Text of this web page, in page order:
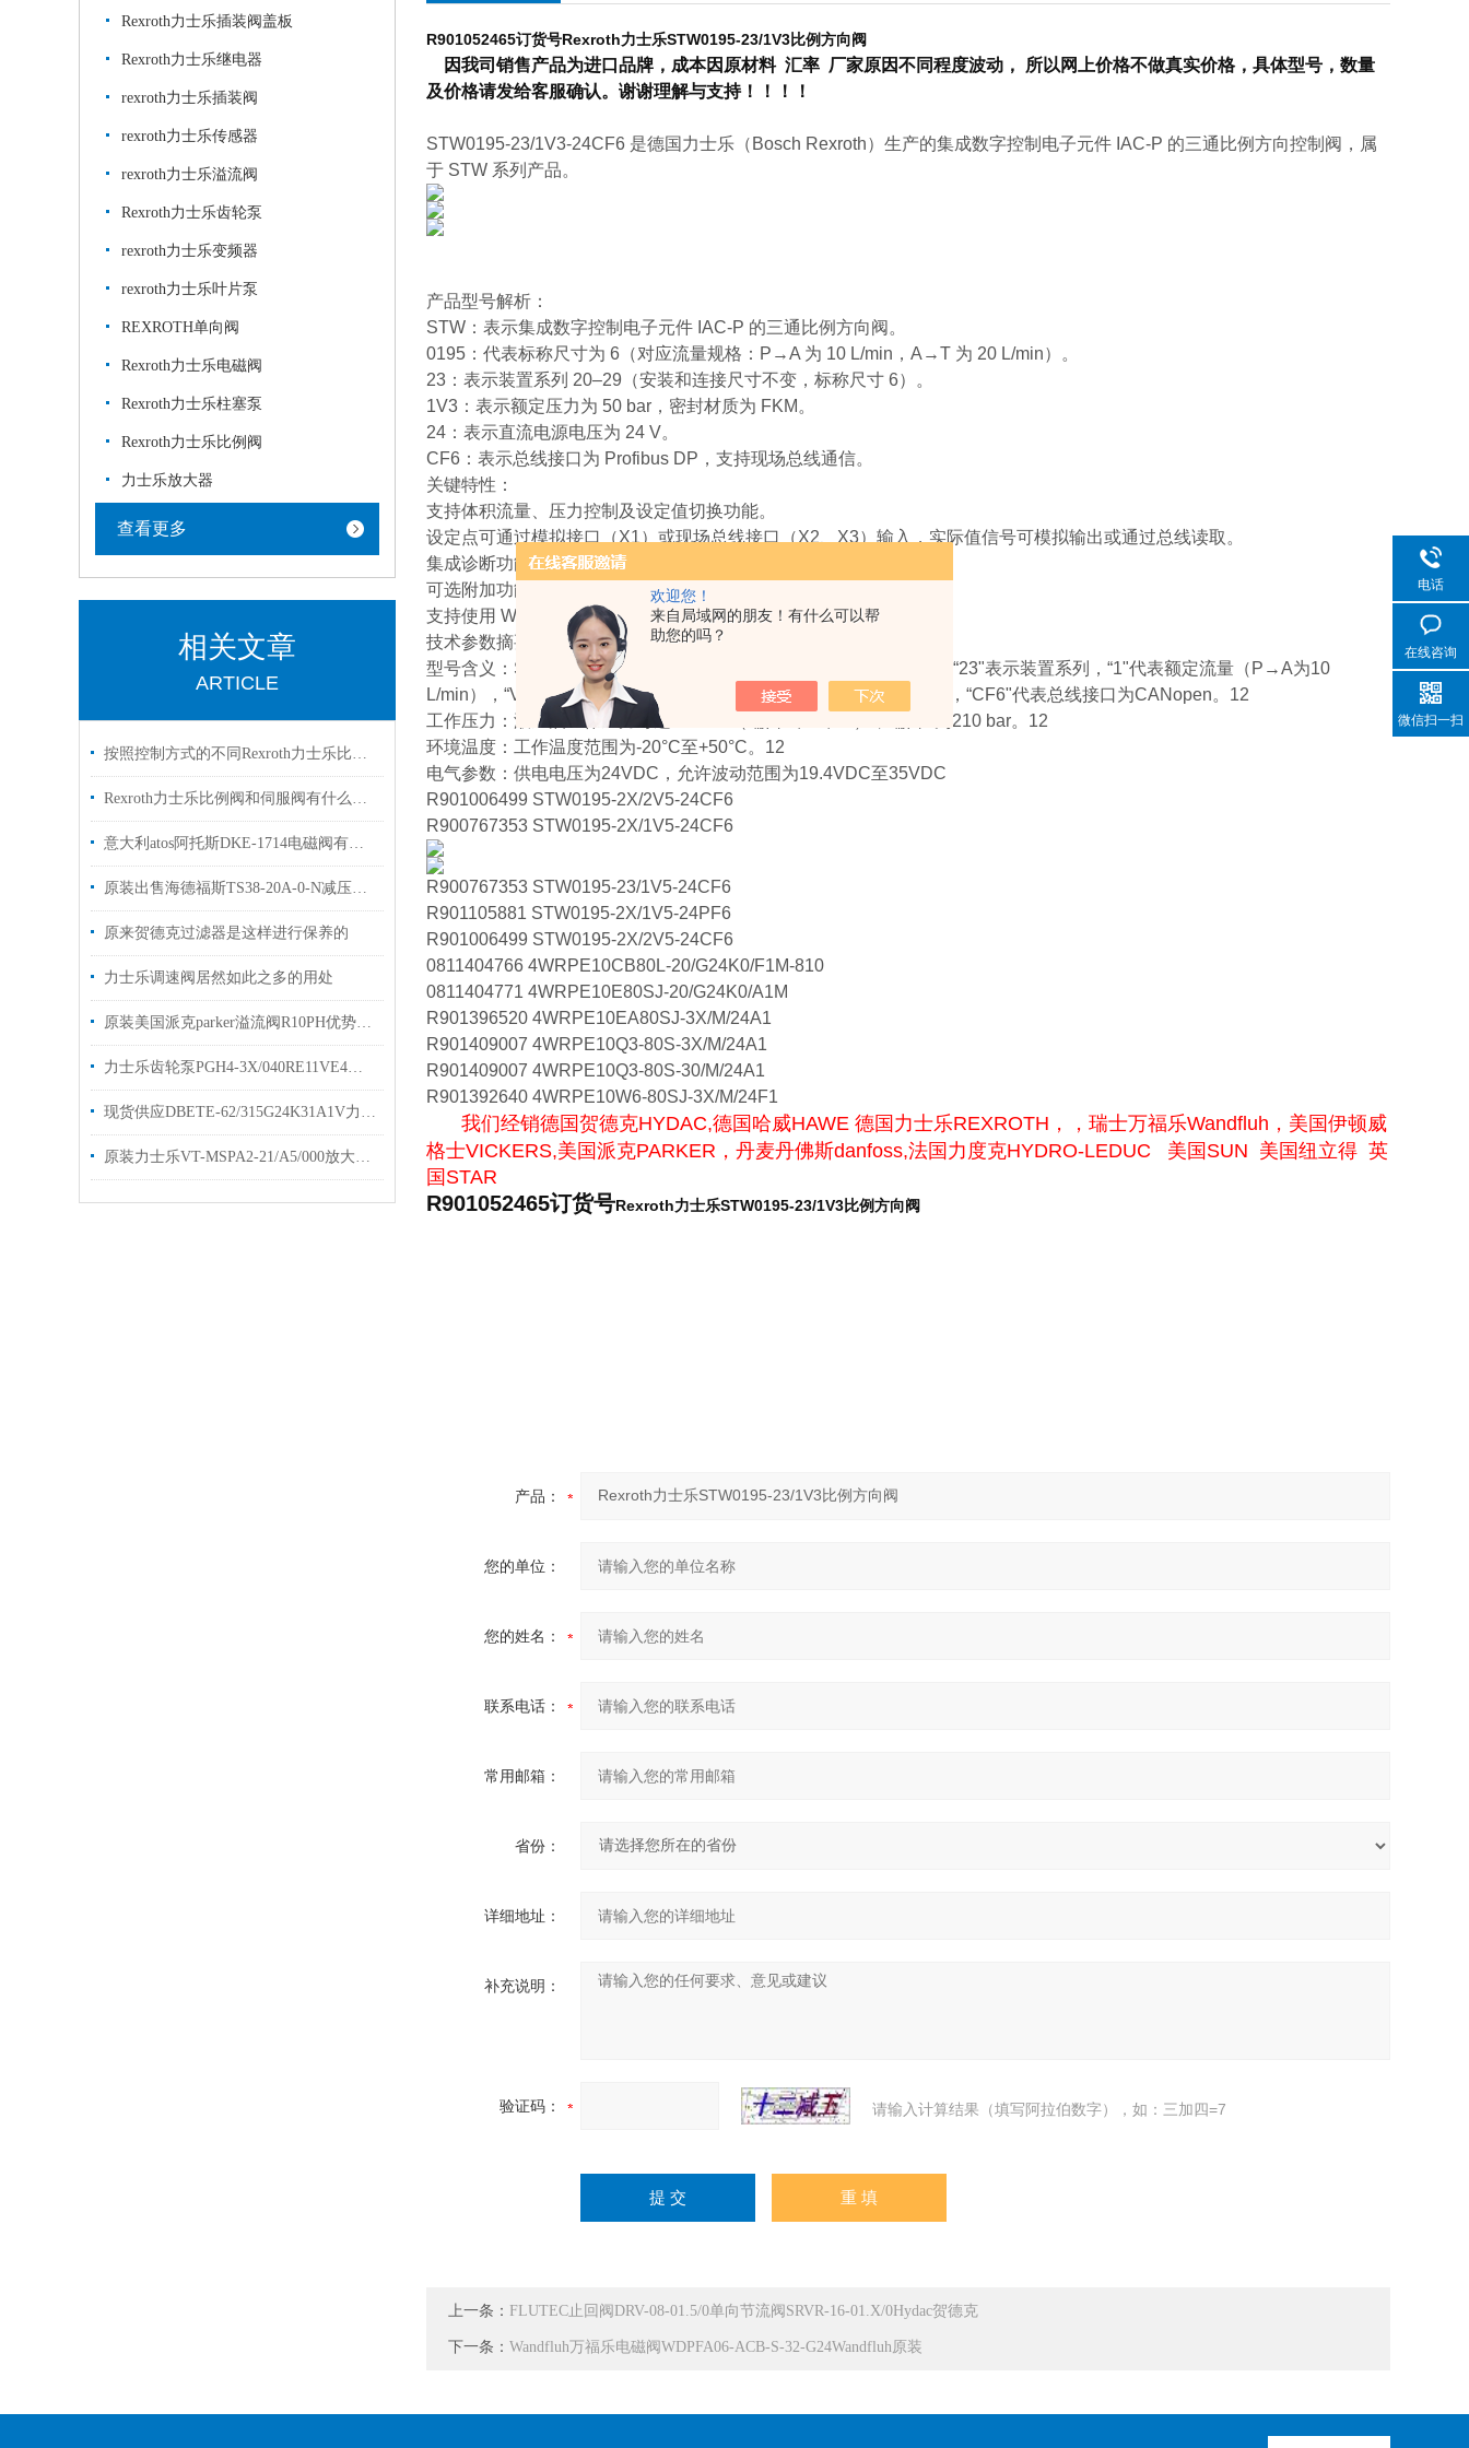
欢迎您！
来自局域网的朋友！有什么可以帮
助您的吗？
Rexroth力士乐插装阀盖板
Rexroth力士乐继电器
rexroth力士乐插装阀
rexroth力士乐传感器
rexroth力士乐溢流阀
Rexroth力士乐齿轮泵
rexroth力士乐变频器
rexroth力士乐叶片泵
REXROTH单向阀
Rexroth力士乐电磁阀
Rexroth力士乐柱塞泵
Rexroth力士乐比例阀
力士乐放大器
查看更多
相关文章
ARTICLE
按照控制方式的不同Rexroth力士乐比例阀可以分为3大类别
Rexroth力士乐比例阀和伺服阀有什么区别？看完这篇文章你就明白了
意大利atos阿托斯DKE-1714电磁阀有库存欢迎换购
原装出售海德福斯TS38-20A-0-N减压阀HYDRAFORCE
原来贺德克过滤器是这样进行保养的
力士乐调速阀居然如此之多的用处
原装美国派克parker溢流阀R10PH优势出售
力士乐齿轮泵PGH4-3X/040RE11VE4定量泵样本优势出售
现货供应DBETE-62/315G24K31A1V力士乐溢流阀
原装力士乐VT-MSPA2-21/A5/000放大器库存选购
R901052465订货号Rexroth力士乐STW0195-23/1V3比例方向阀
因我司销售产品为进口品牌，成本因原材料 汇率 厂家原因不同程度波动， 所以网上价格不做真实价格，具体型号，数量
及价格请发给客服确认。谢谢理解与支持！！！！
STW0195-23/1V3-24CF6 是德国力士乐（Bosch Rexroth）生产的集成数字控制电子元件 IAC-P 的三通比例方向控制阀，属
于 STW 系列产品。‌
‌产品型号解析‌：
‌STW‌：表示集成数字控制电子元件 IAC-P 的三通比例方向阀。‌
‌0195‌：代表标称尺寸为 6（对应流量规格：P→A 为 10 L/min，A→T 为 20 L/min）。‌
‌23‌：表示装置系列 20–29（安装和连接尺寸不变，标称尺寸 6）。‌
1V3‌：表示额定压力为 50 bar，密封材质为 FKM。‌
‌24‌：表示直流电源电压为 24 V。‌
‌CF6‌：表示总线接口为 Profibus DP，支持现场总线通信。‌
‌关键特性‌：
支持体积流量、压力控制及设定值切换功能。‌
设定点可通过模拟接口（X1）或现场总线接口（X2、X3）输入，实际值信号可模拟输出或通过总线读取。‌
集成诊断功能，包括电缆断裂、欠压、通信错误等检测。‌
可选附加功能如压力斜坡、内部设定点等。‌
支持使用 WINPED 调试软件进行参数化、诊断和数据管理。‌
‌技术参数摘要‌
‌型号含义‌：STW0195-23/1V5-24CF6 中的“0195"代表标称尺寸为6，“23"表示装置系列，“1"代表额定流量（P→A为10
L/min），“V5"代表额定压力为160 bar，“24"表示电源电压为24VDC，“CF6"代表总线接口为CANopen。‌12
‌工作压力‌：液压油工作压力可达250 bar（端口P、A、B），端口T为210 bar。‌12
‌环境温度‌：工作温度范围为-20°C至+50°C。‌12
‌电气参数‌：供电电压为24VDC，允许波动范围为19.4VDC至35VDC
R901006499 STW0195-2X/2V5-24CF6
R900767353 STW0195-2X/1V5-24CF6
R900767353 STW0195-23/1V5-24CF6
R901105881 STW0195-2X/1V5-24PF6
R901006499 STW0195-2X/2V5-24CF6
0811404766 4WRPE10CB80L-20/G24K0/F1M-810
0811404771 4WRPE10E80SJ-20/G24K0/A1M
R901396520 4WRPE10EA80SJ-3X/M/24A1
R901409007 4WRPE10Q3-80S-3X/M/24A1
R901409007 4WRPE10Q3-80S-30/M/24A1
R901392640 4WRPE10W6-80SJ-3X/M/24F1
我们经销德国贺德克HYDAC,德国哈威HAWE 德国力士乐REXROTH，，瑞士万福乐Wandfluh，美国伊顿威
格士VICKERS,美国派克PARKER，丹麦丹佛斯danfoss,法国力度克HYDRO-LEDUC 美国SUN 美国纽立得 英
国STAR
R901052465订货号Rexroth力士乐STW0195-23/1V3比例方向阀
产品：
您的单位：
您的姓名：
联系电话：
常用邮箱：
省份：
详细地址：
补充说明：
验证码： 请输入计算结果（填写阿拉伯数字），如：三加四=7
上一条： FLUTEC止回阀DRV-08-01.5/0单向节流阀SRVR-16-01.X/0Hydac贺德克
下一条： Wandfluh万福乐电磁阀WDPFA06-ACB-S-32-G24Wandfluh原装
电话
在线咨询
微信扫一扫